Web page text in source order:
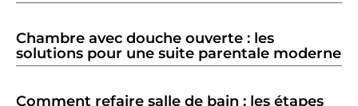
Chambre avec douche ouverte : les
solutions pour une suite parentale moderne
Comment refaire salle de bain : les étapes